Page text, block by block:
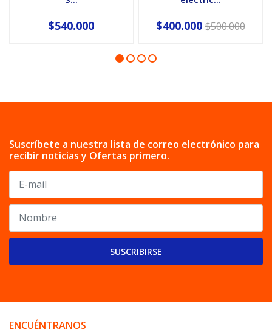
$540.000 $400.000 $500.000
Suscríbete a nuestra lista de correo electrónico para
recibir noticias y Ofertas primero.
SUSCRIBIRSE
ENCUÉNTRANOS